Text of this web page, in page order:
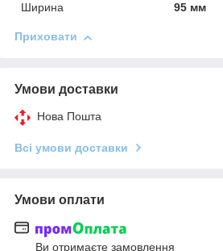
Ширина
95 мм
Приховати
Умови доставки
Нова Пошта
Всі умови доставки
Умови оплати
Ви отримаєте замовлення